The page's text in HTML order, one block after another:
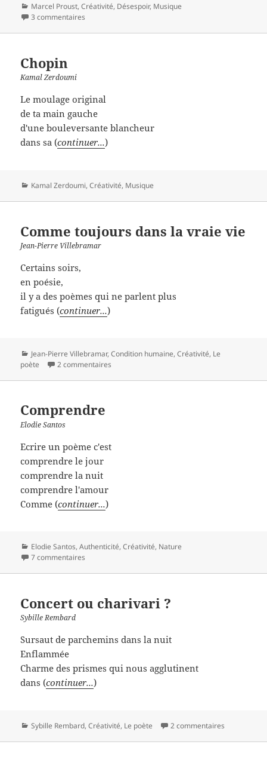
Catégories
Marcel Proust,Créativité, Désespoir, Musique
3 commentaires
Chopin
Kamal Zerdoumi
Le moulage original
de ta main gauche
d'une bouleversante blancheur
dans sa (continuer...)
Catégories
Kamal Zerdoumi,Créativité, Musique
Comme toujours dans la vraie vie
Jean-Pierre Villebramar
Certains soirs,
en poésie,
il y a des poèmes qui ne parlent plus
fatigués (continuer...)
Catégories
Jean-Pierre Villebramar,Condition humaine,Créativité, Le
poète
2 commentaires
Comprendre
Elodie Santos
Ecrire un poème c'est
comprendre le jour
comprendre la nuit
comprendre l'amour
Comme (continuer...)
Catégories
Elodie Santos,Authenticité,Créativité, Nature
7 commentaires
Concert ou charivari ?
Sybille Rembard
Sursaut de parchemins dans la nuit
Enflammée
Charme des prismes qui nous agglutinent
dans (continuer...)
Catégories
Sybille Rembard,Créativité, Le poète 2 commentaires